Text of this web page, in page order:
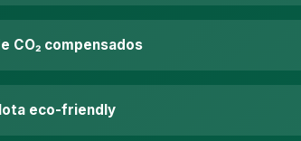
CO₂ compensados
eco-friendly